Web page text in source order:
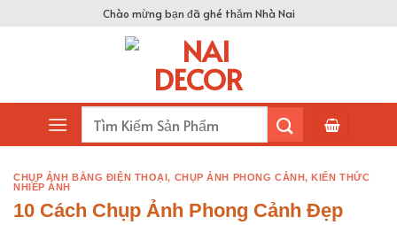
Chào mừng bạn đã ghé thăm Nhà Nai
Tìm
kiếm:
CHỤP ẢNH BẰNG ĐIỆN THOẠI, CHỤP ẢNH PHONG CẢNH,KIẾN THỨC
NHIẾP ẢNH
10 Cách Chụp Ảnh Phong Cảnh Đẹp